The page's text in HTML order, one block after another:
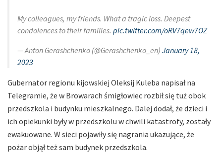
My colleagues, my friends. What a tragic loss. Deepest
condolences to their families. pic.twitter.com/oRV7qew7OZ
— Anton Gerashchenko (@Gerashchenko_en) January 18,
2023
Gubernator regionu kijowskiej Oleksij Kuleba napisał na
Telegramie, że w Browarach śmigłowiec rozbił się tuż obok
przedszkola i budynku mieszkalnego. Dalej dodał, że dzieci i
ich opiekunki były w przedszkolu w chwili katastrofy, zostały
ewakuowane. W sieci pojawiły się nagrania ukazujące, że
pożar objął też sam budynek przedszkola.